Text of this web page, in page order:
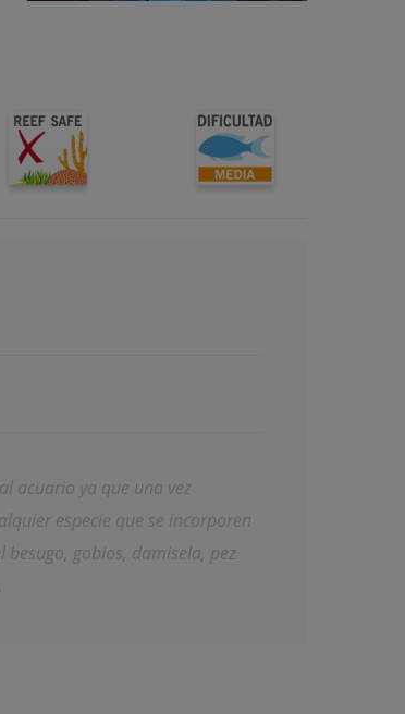
acuario ya que una vez
especie que se incorporen
besugo, gobios, damisela, pez